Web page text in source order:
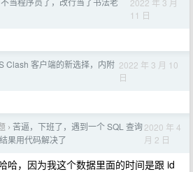
11 日
Clash 客户端的新选择，内附 2022 年 3 月 10
日
› 苦逼，下班了，遇到一个 SQL 查询
果用代码解决了
2020 年 4
月 2 日
哈，因为我这个数据里面的时间是跟 id